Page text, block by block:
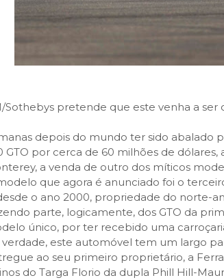
Sothebys pretende que este venha a ser
depois do mundo ter sido abalado
GTO por cerca de 60 milhões de
a venda de outro dos míticos
que agora é anunciado foi o
o ano 2000, propriedade do norte-
parte, logicamente, dos GTO da
único, por ter recebido uma
verdade, este automóvel tem um largo
ao seu primeiro proprietário, a
do Targa Florio da dupla Phill Hill-